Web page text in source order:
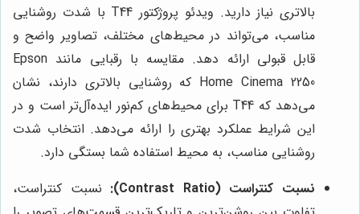
بالاتری نیاز دارید. ویدئو پروژکتور T44 با شدت روشنایی
مناسب، می‌تواند در محیط‌های مختلف، تصاویر واضح و
قابل قبولی ارائه دهد. مقایسه با رقبایی مانند Epson
Home Cinema 2250 که روشنایی بالاتری دارند، نشان
می‌دهد که T44 برای محیط‌های کم‌نور ایده‌آل‌تر است و در
این شرایط عملکرد بهتری را ارائه می‌دهد. انتخاب شدت
روشنایی مناسب، به محیط استفاده شما بستگی دارد.
نسبت کنتراست (Contrast Ratio):
نسبت کنتراست،